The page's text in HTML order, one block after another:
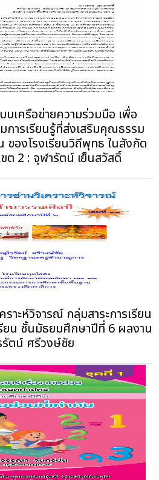
บเครือข่ายความร่วมมือ เพื่อ
ารเรียนรู้ที่ส่งเสริมคุณธรรม
ของโรงเรียนวิถีพุทธ ในสังกัด
ต 2 : จุฬารัตน์ เย็นสวัสดิ์
าะห์วิจารณ์ กลุ่มสาระการเรียน
ยน ชั้นมัธยมศึกษาปีที่ 6 ผลงาน
รัตน์ ศรีวงษ์ชัย